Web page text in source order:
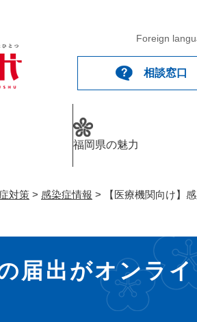
Foreign
相談窓口
福岡県の魅力
対策 > 感染症情報 > 【医療機関向け】
届出がオンライ